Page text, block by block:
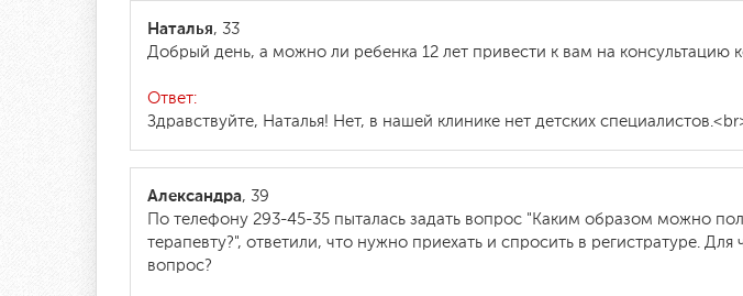
Наталья, 33
Добрый день, а можно ли ребенка 12 лет привести к вам на консультацию
Ответ:
Здравствуйте, Наталья! Нет, в нашей клинике нет детских
Александра, 39
По телефону 293-45-35 пыталась задать вопрос "Каким образом можно
терапевту?", ответили, что нужно приехать и спросить в регистратуре.
вопрос?